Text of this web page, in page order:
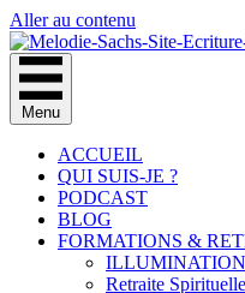
Aller au contenu
Menu
ACCUEIL
QUI SUIS-JE ?
PODCAST
BLOG
FORMATIONS &
ILLUMINATION
Retraite